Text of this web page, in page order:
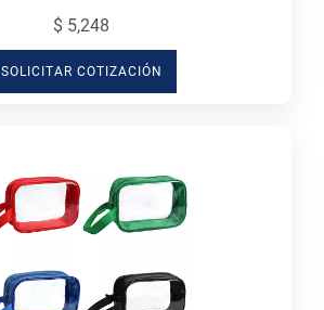
$ 5,248
SOLICITAR COTIZACIÓN